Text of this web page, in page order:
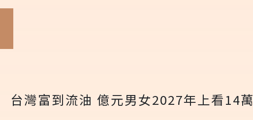
台灣富到流油 億元男女2027年上看14萬